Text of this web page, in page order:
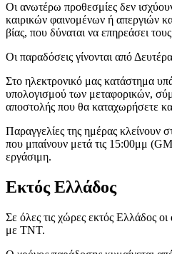
Οι ανωτέρω προθεσμίες δεν
καιρικών φαινομένων ή απεργιών
βίας, που δύναται να επηρεάσει
Οι παραδόσεις γίνονται από
Στο ηλεκτρονικό μας κατάστημα
υπολογισμού των μεταφορικών,
αποστολής που θα καταχωρήσετε
Παραγγελίες της ημέρας κλείνουν
που μπαίνουν μετά τις 15:00μμ
εργάσιμη.
Εκτός Ελλάδος
Σε όλες τις χώρες εκτός Ελλάδος
με TNT.